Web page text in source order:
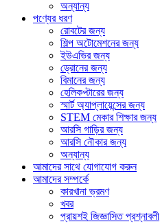
অন্যান্য
পণ্যের ধরণ
রোবটের জন্য
শিল্প অটোমেশনের জন্য
ইউএভির জন্য
ড্রোনের জন্য
বিমানের জন্য
হেলিকপ্টারের জন্য
স্মার্ট অ্যাপ্লায়েন্সের জন্য
STEM মেকার শিক্ষার জন্য
আরসি গাড়ির জন্য
আরসি নৌকার জন্য
অন্যান্য
আমাদের সাথে যোগাযোগ করুন
আমাদের সম্পর্কে
কারখানা ভ্রমণ
খবর
প্রায়শই জিজ্ঞাসিত প্রশ্নাবলী